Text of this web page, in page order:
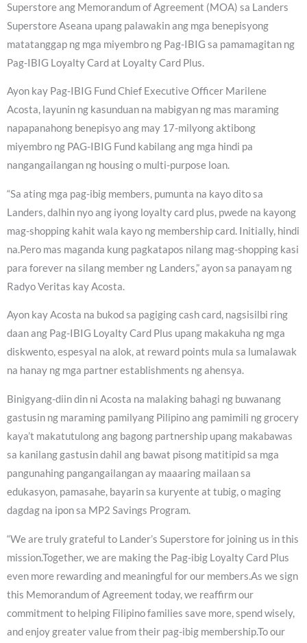
Superstore ang Memorandum of Agreement (MOA) sa Landers
Superstore Aseana upang palawakin ang mga benepisyong
matatanggap ng mga miyembro ng Pag-IBIG sa pamamagitan ng
Pag-IBIG Loyalty Card at Loyalty Card Plus.
Ayon kay Pag-IBIG Fund Chief Executive Officer Marilene
Acosta, layunin ng kasunduan na mabigyan ng mas maraming
napapanahong benepisyo ang may 17-milyong aktibong
miyembro ng PAG-IBIG Fund kabilang ang mga hindi pa
nangangailangan ng housing o multi-purpose loan.
“Sa ating mga pag-ibig members, pumunta na kayo dito sa
Landers, dalhin nyo ang iyong loyalty card plus, pwede na kayong
mag-shopping kahit wala kayo ng membership card. Initially, hindi
na.Pero mas maganda kung pagkatapos nilang mag-shopping kasi
para forever na silang member ng Landers,” ayon sa panayam ng
Radyo Veritas kay Acosta.
Ayon kay Acosta na bukod sa pagiging cash card, nagsisilbi ring
daan ang Pag-IBIG Loyalty Card Plus upang makakuha ng mga
diskwento, espesyal na alok, at reward points mula sa lumalawak
na hanay ng mga partner establishments ng ahensya.
Binigyang-diin din ni Acosta na malaking bahagi ng buwanang
gastusin ng maraming pamilyang Pilipino ang pamimili ng grocery
kaya’t makatutulong ang bagong partnership upang makabawas
sa kanilang gastusin dahil ang bawat pisong matitipid sa mga
pangunahing pangangailangan ay maaaring mailaan sa
edukasyon, pamasahe, bayarin sa kuryente at tubig, o maging
dagdag na ipon sa MP2 Savings Program.
“We are truly grateful to Lander’s Superstore for joining us in this
mission.Together, we are making the Pag-ibig Loyalty Card Plus
even more rewarding and meaningful for our members.As we sign
this Memorandum of Agreement today, we reaffirm our
commitment to helping Filipino families save more, spend wisely,
and enjoy greater value from their pag-ibig membership.To our